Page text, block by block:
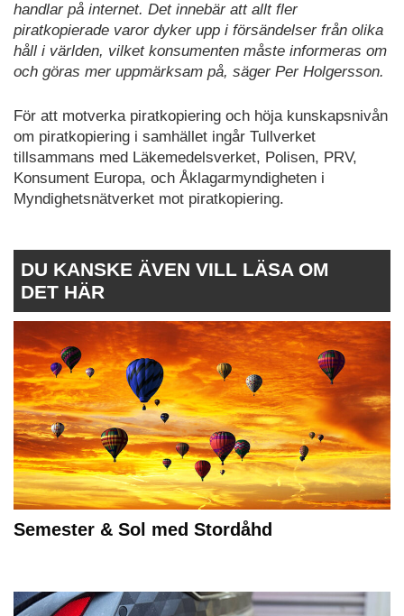
handlar på internet. Det innebär att allt fler
piratkopierade varor dyker upp i försändelser från olika
håll i världen, vilket konsumenten måste informeras om
och göras mer uppmärksam på, säger Per Holgersson.
För att motverka piratkopiering och höja kunskapsnivån
om piratkopiering i samhället ingår Tullverket
tillsammans med Läkemedelsverket, Polisen, PRV,
Konsument Europa, och Åklagarmyndigheten i
Myndighetsnätverket mot piratkopiering.
DU KANSKE ÄVEN VILL LÄSA OM
DET HÄR
Semester & Sol med Stordåhd